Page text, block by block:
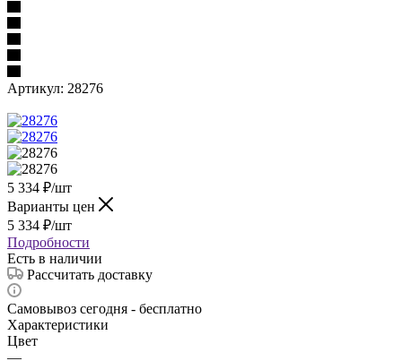
Артикул: 28276
5 334 ₽/шт
Варианты цен
5 334 ₽/шт
Подробности
Есть в наличии
Рассчитать доставку
Самовывоз сегодня - бесплатно
Характеристики
Цвет
—